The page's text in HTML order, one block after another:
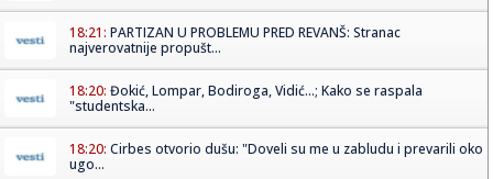
18:21: PARTIZAN U PROBLEMU PRED REVANŠ: Stranac
najverovatnije propušt...
18:20: Đokić, Lompar, Bodiroga, Vidić...; Kako se raspala
"studentska...
18:20: Cirbes otvorio dušu: "Doveli su me u zabludu i prevarili oko
ugo...